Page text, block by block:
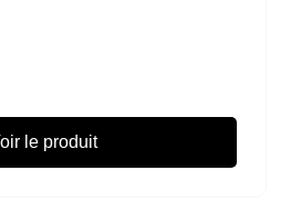
le produit